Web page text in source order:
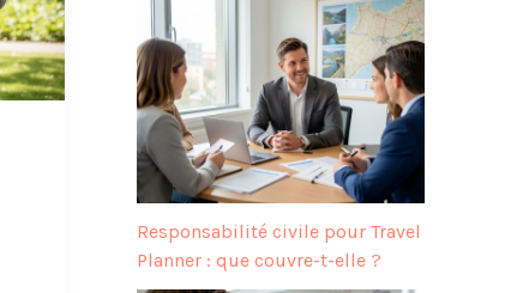
Responsabilité civile pour Travel
Planner : que couvre-t-elle ?